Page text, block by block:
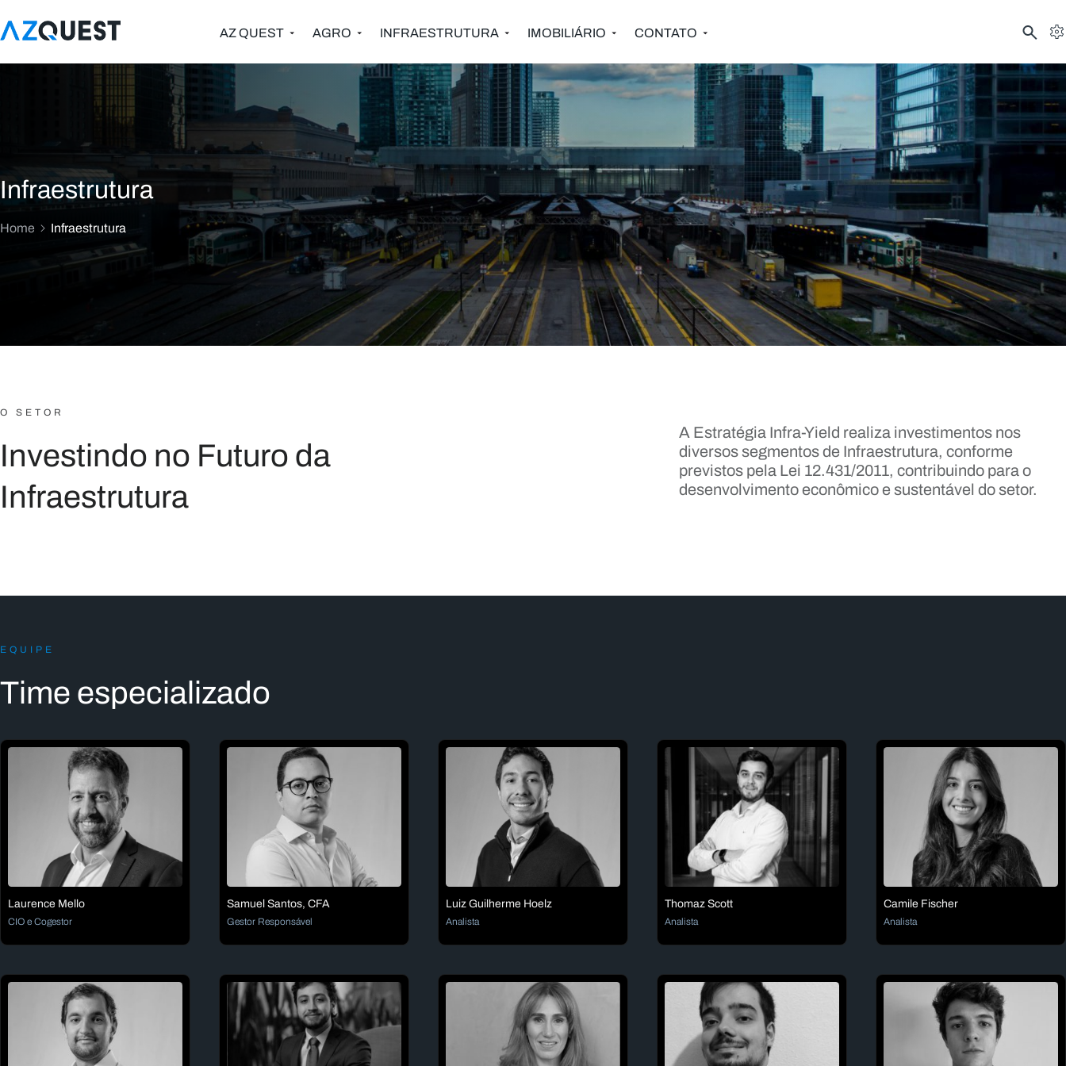
AZ QUEST AGRO INFRAESTRUTURA IMOBILIÁRIO CONTATO
Infraestrutura
Home Infraestrutura
O SETOR
Investindo no Futuro da
Infraestrutura
A Estratégia Infra-Yield realiza investimentos nos
diversos segmentos de Infraestrutura, conforme
previstos pela Lei 12.431/2011, contribuindo para o
desenvolvimento econômico e sustentável do setor.
EQUIPE
Time especializado
Laurence Mello
CIO e Cogestor
Samuel Santos, CFA
Gestor Responsável
Luiz Guilherme Hoelz
Analista
Thomaz Scott
Analista
Camile Fischer
Analista